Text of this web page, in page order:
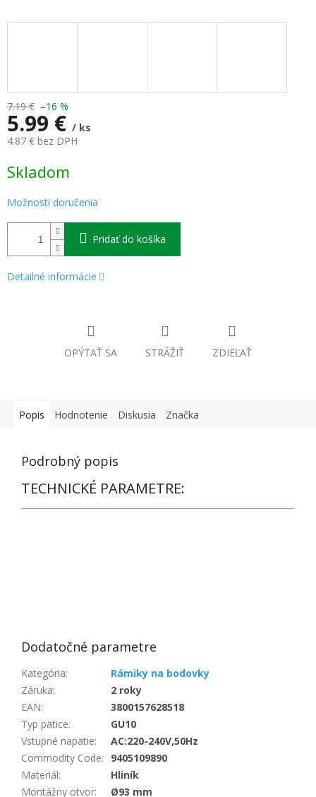
7.19 € –16 %
5.99 € / ks
4.87 € bez DPH
cena:
Skladom
Možnosti doručenia
Pridať do košíka
Detailné informácie
OPÝTAŤ SA STRÁŽIŤ ZDIEĽAŤ
Popis Hodnotenie Diskusia Značka
Podrobný popis
TECHNICKÉ PARAMETRE:
Dodatočné parametre
Kategória:
Rámiky na bodovky
Záruka:
2 roky
EAN:
3800157628518
Typ pätice:
GU10
Vstupné napätie:
AC:220-240V,50Hz
Commodity Code:
9405109890
Materiál:
Hliník
Montážny otvor:
Ø93 mm